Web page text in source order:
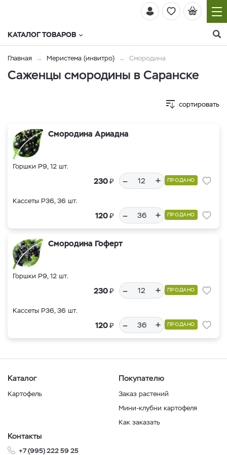
КАТАЛОГ ТОВАРОВ
Главная Меристема (инвитро) Смородина
Саженцы смородины в Саранске
сортировать
Смородина Ариадна
Горшки Р9, 12 шт.
230₽ – + ПРОДАНО
Кассеты Р36, 36 шт.
120₽ – + ПРОДАНО
Смородина Гоферт
Горшки Р9, 12 шт.
230₽ – + ПРОДАНО
Кассеты Р36, 36 шт.
120₽ – + ПРОДАНО
Каталог
Картофель
Покупателю
Заказ растений
Мини-клубни картофеля
Как заказать
Контакты
+7 (995) 222 59 25